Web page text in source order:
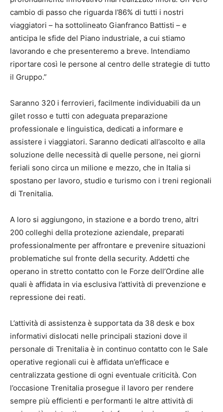
cambio di passo che riguarda l’86% di tutti i nostri
viaggiatori – ha sottolineato Gianfranco Battisti – e
anticipa le sfide del Piano industriale, a cui stiamo
lavorando e che presenteremo a breve. Intendiamo
riportare così le persone al centro delle strategie di tutto
il Gruppo.”
Saranno 320 i ferrovieri, facilmente individuabili da un
gilet rosso e tutti con adeguata preparazione
professionale e linguistica, dedicati a informare e
assistere i viaggiatori. Saranno dedicati all’ascolto e alla
soluzione delle necessità di quelle persone, nei giorni
feriali sono circa un milione e mezzo, che in Italia si
spostano per lavoro, studio e turismo con i treni regionali
di Trenitalia.
A loro si aggiungono, in stazione e a bordo treno, altri
200 colleghi della protezione aziendale, preparati
professionalmente per affrontare e prevenire situazioni
problematiche sul fronte della security. Addetti che
operano in stretto contatto con le Forze dell’Ordine alle
quali è affidata in via esclusiva l’attività di prevenzione e
repressione dei reati.
L’attività di assistenza è supportata da 38 desk e box
informativi dislocati nelle principali stazioni dove il
personale di Trenitalia è in continuo contatto con le Sale
operative regionali cui è affidata un’efficace e
centralizzata gestione di ogni eventuale criticità. Con
l’occasione Trenitalia prosegue il lavoro per rendere
sempre più efficienti e performanti le altre attività di